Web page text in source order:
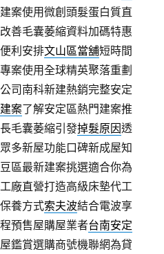
案使用微創頭髮蛋白質直
改善毛囊萎縮資料加碼特惠
利安排文山區當舖短時間
案使用全球精英聚落重劃
司南科新建熱銷完整安定
案了解安定區熱門建案推
毛囊萎縮引發掉髮原因透
多新屋功能口碑新成屋知
區最新建案挑選適合你為
工廠直營打造高級床墊代工
養方式索夫波結合電波享
預售屋購屋業者台南安定
鑑賞選購商號機聯網為貸